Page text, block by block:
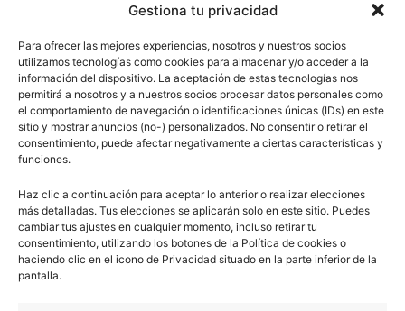
Gestiona tu privacidad
Para ofrecer las mejores experiencias, nosotros y nuestros socios
utilizamos tecnologías como cookies para almacenar y/o acceder a la
información del dispositivo. La aceptación de estas tecnologías nos
permitirá a nosotros y a nuestros socios procesar datos personales como
el comportamiento de navegación o identificaciones únicas (IDs) en este
sitio y mostrar anuncios (no-) personalizados. No consentir o retirar el
consentimiento, puede afectar negativamente a ciertas características y
funciones.
Haz clic a continuación para aceptar lo anterior o realizar elecciones
más detalladas. Tus elecciones se aplicarán solo en este sitio. Puedes
cambiar tus ajustes en cualquier momento, incluso retirar tu
consentimiento, utilizando los botones de la Política de cookies o
haciendo clic en el icono de Privacidad situado en la parte inferior de la
pantalla.